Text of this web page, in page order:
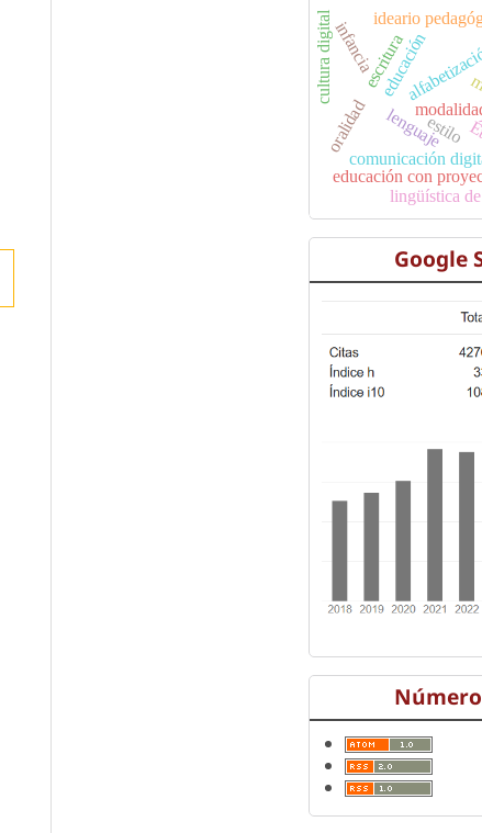
lenguaje
comunicación
educación
ideario
educación con
estilo
escritura
oralidad
lingüística
infancia
cultura digital
Google